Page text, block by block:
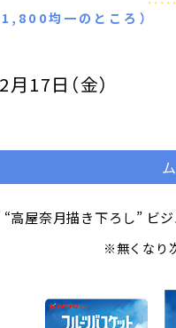
均一のところ）
月17日（金）
“高屋奈月描き下ろし” ビ
※無くなり